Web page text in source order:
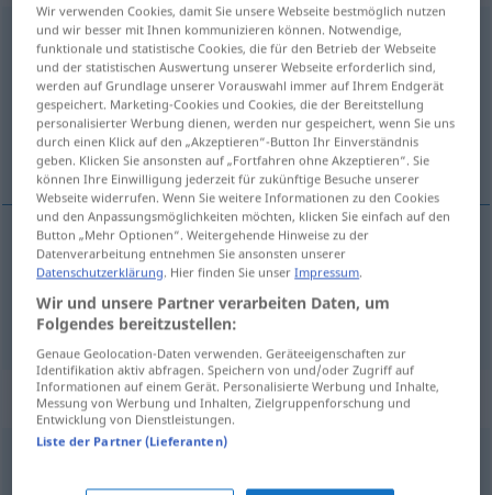
stabilisateur [stabilizatœʀ]adj <-trice [-tʀis]>
Übersicht aller Übersetzungen
(Für mehr Details die Übersetzung anklicken/antippen)
stabilisierend, Stabilisierungs…
stabilisierend stabilisateur
Stabilisierungs… stabilisateur
„stabilisateur“: masculin
Wir verwenden Cookies, damit Sie unsere Webseite bestmöglich nutzen
und wir besser mit Ihnen kommunizieren können. Notwendige,
funktionale und statistische Cookies, die für den Betrieb der Webseite
und der statistischen Auswertung unserer Webseite erforderlich sind,
werden auf Grundlage unserer Vorauswahl immer auf Ihrem Endgerät
gespeichert. Marketing-Cookies und Cookies, die der Bereitstellung
personalisierter Werbung dienen, werden nur gespeichert, wenn Sie uns
durch einen Klick auf den „Akzeptieren“-Button Ihr Einverständnis
geben. Klicken Sie ansonsten auf „Fortfahren ohne Akzeptieren“. Sie
können Ihre Einwilligung jederzeit für zukünftige Besuche unserer
Webseite widerrufen. Wenn Sie weitere Informationen zu den Cookies
und den Anpassungsmöglichkeiten möchten, klicken Sie einfach auf den
Button „Mehr Optionen“. Weitergehende Hinweise zu der
Datenverarbeitung entnehmen Sie ansonsten unserer
Datenschutzerklärung. Hier finden Sie unserImpressum.
Wir und unsere Partner verarbeiten Daten, um
Folgendes bereitzustellen:
Genaue Geolocation-Daten verwenden. Geräteeigenschaften zur
Identifikation aktiv abfragen. Speichern von und/oder Zugriff auf
Informationen auf einem Gerät. Personalisierte Werbung und Inhalte,
Messung von Werbung und Inhalten, Zielgruppenforschung und
Entwicklung von Dienstleistungen.
Liste der Partner (Lieferanten)